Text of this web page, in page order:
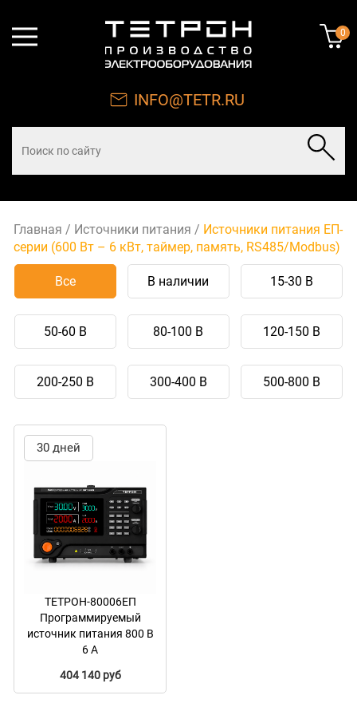
0
INFO@TETR.RU
Главная / Источники питания / Источники питания ЕП-
серии (600 Вт – 6 кВт, таймер, память, RS485/Modbus)
Все В наличии 15-30 В
50-60 В 80-100 В 120-150 В
200-250 В 300-400 В 500-800 В
30 дней
ТЕТРОН-80006ЕП
Программируемый
источник питания 800 В
6 А
404 140 руб